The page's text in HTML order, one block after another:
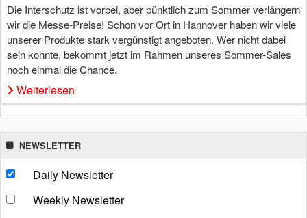
Die Interschutz ist vorbei, aber pünktlich zum Sommer verlängern
wir die Messe-Preise! Schon vor Ort in Hannover haben wir viele
unserer Produkte stark vergünstigt angeboten. Wer nicht dabei
sein konnte, bekommt jetzt im Rahmen unseres Sommer-Sales
noch einmal die Chance.
Weiterlesen
NEWSLETTER
Daily Newsletter
Weekly Newsletter